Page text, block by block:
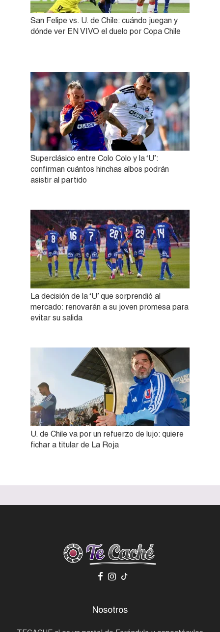
San Felipe vs. U. de Chile: cuándo juegan y
dónde ver EN VIVO el duelo por Copa Chile
Superclásico entre Colo Colo y la ‘U’:
confirman cuántos hinchas albos podrán
asistir al partido
La decisión de la ‘U’ que sorprendió al
mercado: renovarán a su joven promesa para
evitar su salida
U. de Chile va por un refuerzo de lujo: quiere
fichar a titular de La Roja
Nosotros